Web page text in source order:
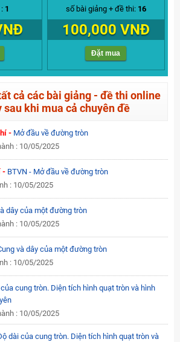
1 số bài giảng + đề thi: 16
100,000 VNĐ
Đặt mua
cả các bài giảng - đề thi online
sau khi mua cả chuyên đề
- Mở đầu về đường tròn
: 10/05/2025
- BTVN - Mở đầu về đường tròn
: 10/05/2025
dây của một đường tròn
: 10/05/2025
và dây của một đường tròn
: 10/05/2025
cung tròn. Diện tích hình quạt tròn và hình
: 10/05/2025
dài của cung tròn. Diện tích hình quạt tròn và